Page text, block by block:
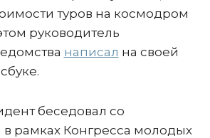
туров на космодром
руководитель
написал на своей
беседовал со
рамках Конгресса молодых